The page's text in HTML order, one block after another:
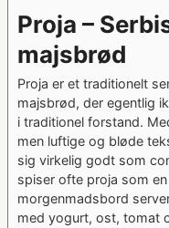
Proja –
majsbrød
Proja er et traditionelt
majsbrød, der egentlig
i traditionel forstand.
men luftige og bløde
sig virkelig godt som
spiser ofte proja som
morgenmadsbord
med yogurt, ost, tomat